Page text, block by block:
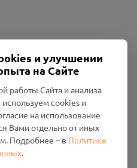
«Смоленский
и улучшении
на Сайте
работы Сайта и анализа
cookies и
на использование
Вами отдельно от иных
Подробнее – в Политике
.